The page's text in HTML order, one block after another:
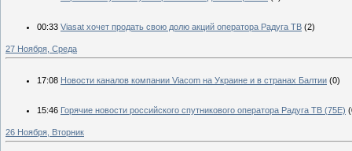
00:33 Viasat хочет продать свою долю акций оператора Радуга ТВ (2)
27 Ноября, Среда
17:08 Новости каналов компании Viacom на Украине и в странах Балтии (0)
15:46 Горячие новости российского спутникового оператора Радуга ТВ (75Е)
26 Ноября, Вторник